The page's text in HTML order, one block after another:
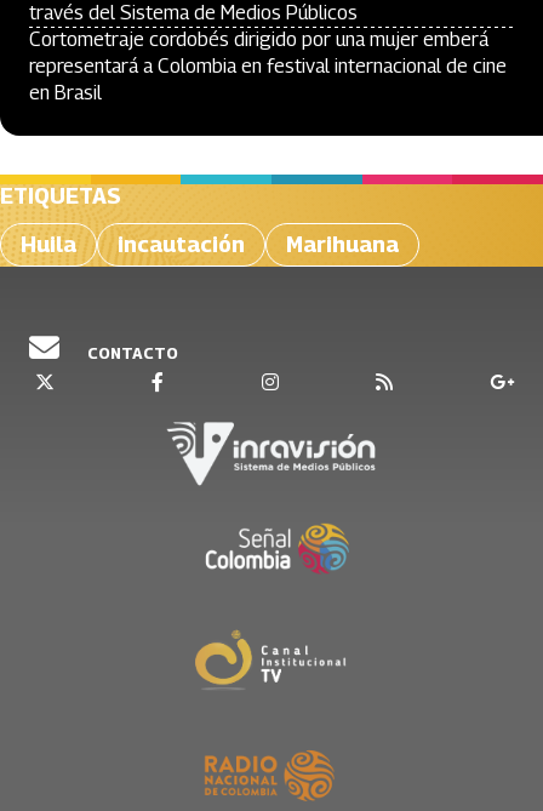
través del Sistema de Medios Públicos
Cortometraje cordobés dirigido por una mujer emberá
representará a Colombia en festival internacional de cine
en Brasil
ETIQUETAS
Huila
incautación Marihuana
CONTACTO